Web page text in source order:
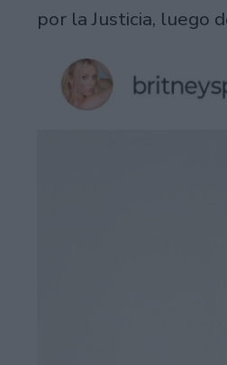
por la Justicia, luego